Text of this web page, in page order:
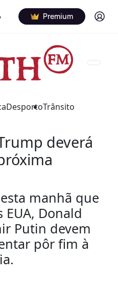
Premium Log in
DesportoTrânsito
deverá
manhã que
Donald
Putin devem
pôr fim à